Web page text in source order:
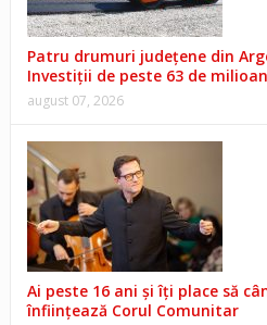
Patru drumuri județene din
Investiții de peste 63 de
august 07, 2026
Ai peste 16 ani și îți place să
înființează Corul Comunitar